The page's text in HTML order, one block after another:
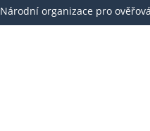
Národní organizace pro